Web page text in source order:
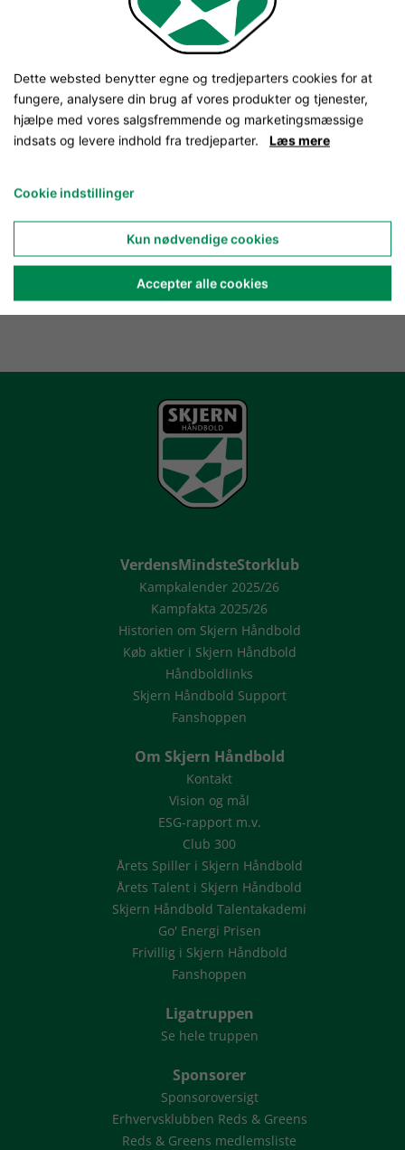
VerdensMindsteStorklub
Kampkalender 2025/26
Kampfakta 2025/26
Historien om Skjern Håndbold
Køb aktier i Skjern Håndbold
Håndboldlinks
Skjern Håndbold Support
Fanshoppen
Om Skjern Håndbold
Kontakt
Vision og mål
ESG-rapport m.v.
Club 300
Årets Spiller i Skjern Håndbold
Årets Talent i Skjern Håndbold
Skjern Håndbold Talentakademi
Go' Energi Prisen
Frivillig i Skjern Håndbold
Fanshoppen
Ligatruppen
Se hele truppen
Sponsorer
Sponsoroversigt
Erhvervsklubben Reds & Greens
Reds & Greens medlemsliste
Dette websted benytter egne og tredjeparters cookies for at
fungere, analysere din brug af vores produkter og tjenester,
hjælpe med vores salgsfremmende og marketingsmæssige
indsats og levere indhold fra tredjeparter. Læs mere
Cookie indstillinger
Kun nødvendige cookies
Accepter alle cookies